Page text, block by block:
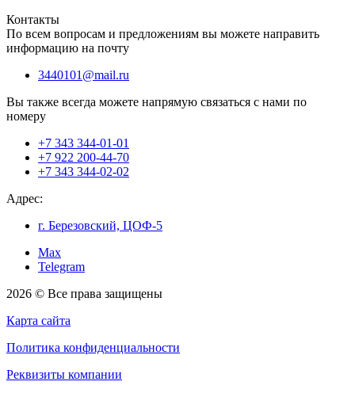
Контакты
По всем вопросам и предложениям вы можете направить
информацию на почту
3440101@mail.ru
Вы также всегда можете напрямую связаться с нами по
номеру
+7 343 344-01-01
+7 922 200-44-70
+7 343 344-02-02
Адрес:
г. Березовский, ЦОФ-5
Max
Telegram
2026 © Все права защищены
Карта сайта
Политика конфиденциальности
Реквизиты компании